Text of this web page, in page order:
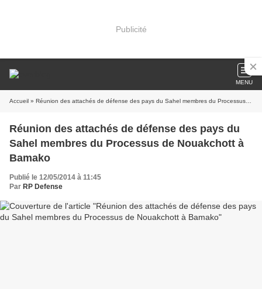
Publicité
MENU
Accueil » Réunion des attachés de défense des pays du Sahel membres du Processus de Nouakchott à Bamako
Réunion des attachés de défense des pays du
Sahel membres du Processus de Nouakchott à
Bamako
Publié le 12/05/2014 à 11:45
Par RP Defense